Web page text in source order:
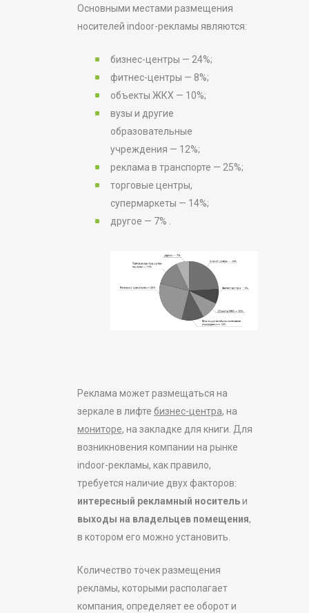
Основными местами размещения
носителей indoor-рекламы являются:
бизнес-центры — 24%;
фитнес-центры — 8%;
объекты ЖКХ — 10%;
вузы и другие
образовательные
учреждения — 12%;
реклама в транспорте — 25%;
торговые центры,
супермаркеты — 14%;
другое — 7% .
Реклама может размещаться на
зеркале в лифте бизнес-центра, на
мониторе, на закладке для книги. Для
возникновения компании на рынке
indoor-рекламы, как правило,
требуется наличие двух факторов:
интересный рекламный носительи
выходы на владельцев помещения,
в котором его можно установить.
Количество точек размещения
рекламы, которыми располагает
компания, определяет ее оборот и